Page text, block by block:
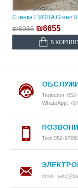
Стенка EVORA Green
₪8086 ₪6655
В
Телефон:
WhatsApp:
Тел: 052-
email: